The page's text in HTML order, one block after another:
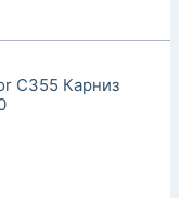
C355 Карниз